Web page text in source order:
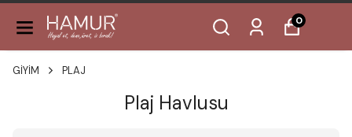
0
GİYİM PLAJ
Plaj Havlusu